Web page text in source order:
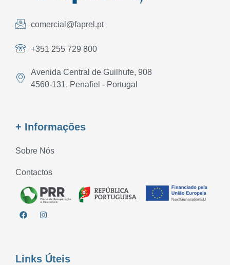
comercial@faprel.pt
+351 255 729 800
Avenida Central de Guilhufe, 908
4560-131, Penafiel - Portugal
+ Informações
Sobre Nós
Contactos
Links Úteis